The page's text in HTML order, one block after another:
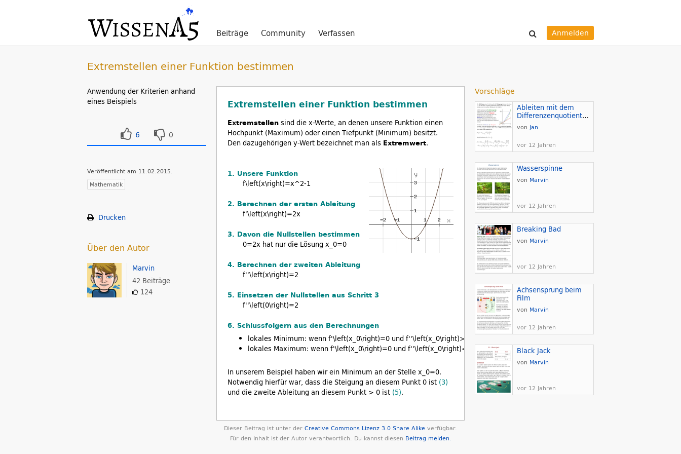
Anmelden
Beiträge Community Verfassen
Extremstellen einer Funktion bestimmen
Extremstellen einer Funktion bestimmen
Extremstellen sind die x-Werte, an denen unsere Funktion einen
Hochpunkt (Maximum) oder einen Tiefpunkt (Minimum) besitzt.
Den dazugehörigen y-Wert bezeichnet man als Extremwert.
1. Unsere Funktion
f\left(x\right)=x^2-1
2. Berechnen der ersten Ableitung
f'\left(x\right)=2x
3. Davon die Nullstellen bestimmen
0=2x hat nur die Lösung x_0=0
4. Berechnen der zweiten Ableitung
f''\left(x\right)=2
5. Einsetzen der Nullstellen aus Schritt 3
f''\left(0\right)=2
6. Schlussfolgern aus den Berechnungen
lokales Minimum: wenn f'\left(x_0\right)=0 und f''\left(x_0\right)>0
lokales Maximum: wenn f'\left(x_0\right)=0 und f''\left(x_0\right)<0
In unserem Beispiel haben wir ein Minimum an der Stelle x_0=0.
Notwendig hierfür war, dass die Steigung an diesem Punkt 0 ist (3)
und die zweite Ableitung an diesem Punkt > 0 ist (5).
Dieser Beitrag ist unter der Creative Commons Lizenz 3.0 Share Alike verfügbar.
Für den Inhalt ist der Autor verantwortlich. Du kannst diesen Beitrag melden.
Anwendung der Kriterien anhand
eines Beispiels
6 0
Veröffentlicht am 11.02.2015.
Mathematik
Drucken
Über den Autor
Marvin
42 Beiträge
124
Vorschläge
Ableiten mit dem
Differenzenquotienten
von Jan
vor 12 Jahren
Wasserspinne
von Marvin
vor 12 Jahren
Breaking Bad
von Marvin
vor 12 Jahren
Achsensprung beim
Film
von Marvin
vor 12 Jahren
Black Jack
von Marvin
vor 12 Jahren